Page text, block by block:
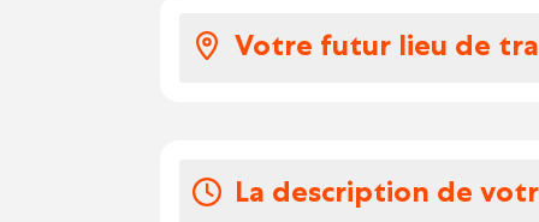
• Salaire brut mensuel
réelles ;
Votre futur lieu de
De solides
La description de